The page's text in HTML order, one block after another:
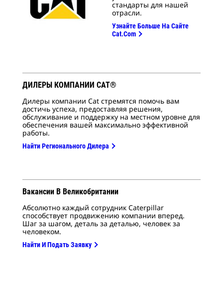
стандарты для нашей
отрасли.
Узнайте Больше На Сайте
Cat.com
ДИЛЕРЫ КОМПАНИИ CAT®
Дилеры компании Cat стремятся помочь вам
достичь успеха, предоставляя решения,
обслуживание и поддержку на местном уровне для
обеспечения вашей максимально эффективной
работы.
Найти Регионального Дилера
Вакансии В Великобритании
Абсолютно каждый сотрудник Caterpillar
способствует продвижению компании вперед.
Шаг за шагом, деталь за деталью, человек за
человеком.
Найти И Подать Заявку